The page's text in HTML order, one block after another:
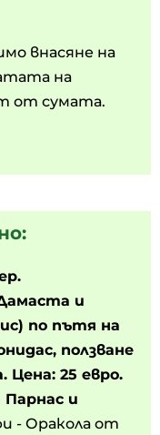
внасяне на
на
от сумата.
и
по пътя на
ползване
Цена: 25 евро.
и
- Оракола от